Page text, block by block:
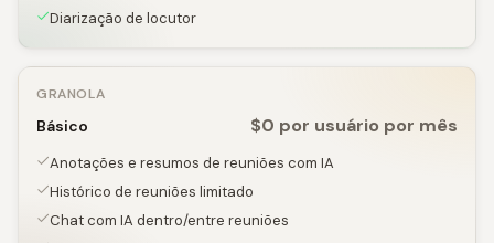
Diarização de locutor
GRANOLA
Básico $0 por usuário por mês
Anotações e resumos de reuniões com IA
Histórico de reuniões limitado
Chat com IA dentro/entre reuniões